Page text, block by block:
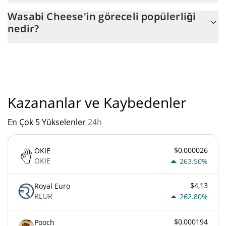
1.000.000.000 miktarıyla birlikte $ 1.000.000.000.
Wasabi Cheese'in göreceli popülerliği
nedir?
Kazananlar ve Kaybedenler
En Çok 5 Yükselenler24h
OKIE
OKIE
$0,000026
263.50%
Royal Euro
REUR
$4,13
262.80%
Pooch $0,000194